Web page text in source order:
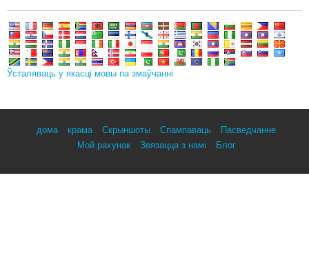
Ўсталяваць у якасці мовы па змаўчанні
дома крама Скрыншоты Спампаваць
Пасведчанне
Мой рахунак
Звязацца з намі Блог